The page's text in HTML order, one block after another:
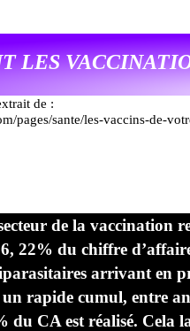
LES
de :
pages/sante/les-vaccins-de-
de la vaccination
22% du chiffre
arrivant en
rapide cumul, entre
du CA est réalisé. Cela